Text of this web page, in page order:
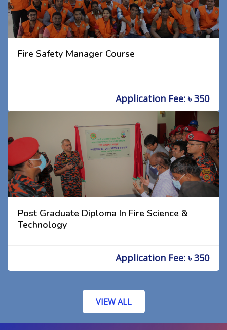
Fire Safety Manager Course
Application Fee: ৳ 350
Post Graduate Diploma In Fire Science &
Technology
Application Fee: ৳ 350
VIEW ALL